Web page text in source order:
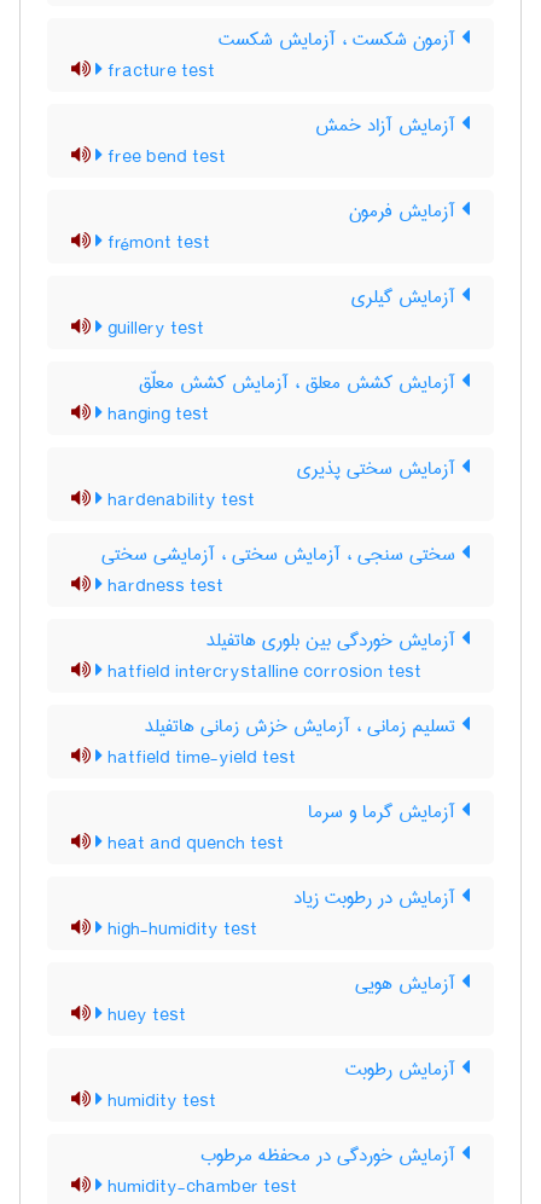
آزمون شکست ، آزمایش شکست
fracture test
آزمایش آزاد خمش
free bend test
آزمایش فرمون
frémont test
آزمایش گیلری
guillery test
آزمایش کشش معلق ، آزمایش کشش معلّق
hanging test
آزمایش سختی پذیری
hardenability test
سختی سنجی ، آزمایش سختی ، آزمایشی سختی
hardness test
آزمایش خوردگی بین بلوری هاتفیلد
hatfield intercrystalline corrosion test
تسلیم زمانی ، آزمایش خزش زمانی هاتفیلد
hatfield time-yield test
آزمایش گرما و سرما
heat and quench test
آزمایش در رطوبت زیاد
high-humidity test
آزمایش هویی
huey test
آزمایش رطوبت
humidity test
آزمایش خوردگی در محفظه مرطوب
humidity-chamber test